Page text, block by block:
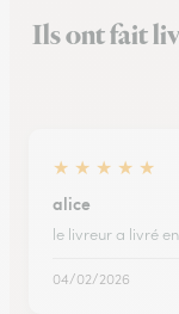
Ils ont fait
★ ★ ★ ★ ★
alice
le livreur a livré
04/02/2026